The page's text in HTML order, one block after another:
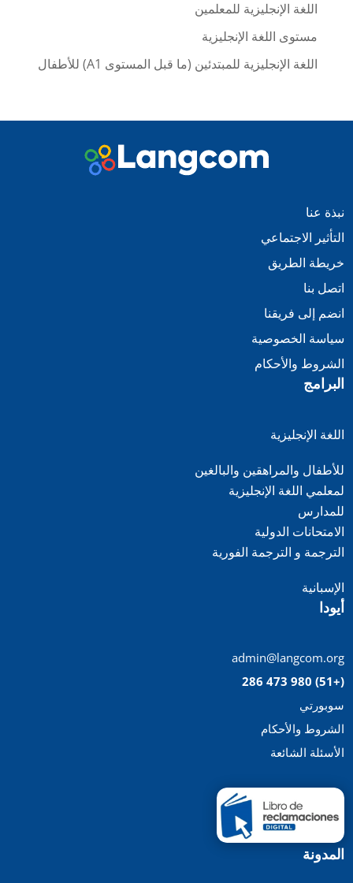
اللغة الإنجليزية للمعلمين
مستوى اللغة الإنجليزية
اللغة الإنجليزية للمبتدئين (ما قبل المستوى A1) للأطفال
نبذة عنا
التأثير الاجتماعي
خريطة الطريق
اتصل بنا
انضم إلى فريقنا
سياسة الخصوصية
الشروط والأحكام
البرامج
اللغة الإنجليزية
للأطفال والمراهقين والبالغين
لمعلمي اللغة الإنجليزية
للمدارس
الامتحانات الدولية
الترجمة و الترجمة الفورية
الإسبانية
أيودا
admin@langcom.org
(+51) 980 473 286
سوبورتي
الشروط والأحكام
الأسئلة الشائعة
المدونة